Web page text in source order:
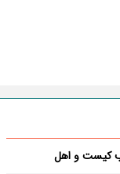
کیست و اهل